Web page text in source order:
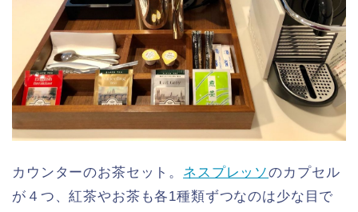
カウンターのお茶セット。 ネスプレッソのカプセル
が４つ、紅茶やお茶も各1種類ずつなのは少な目で